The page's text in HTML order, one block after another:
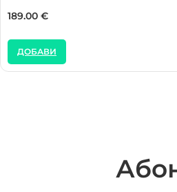
189.00 €
ДОБАВИ